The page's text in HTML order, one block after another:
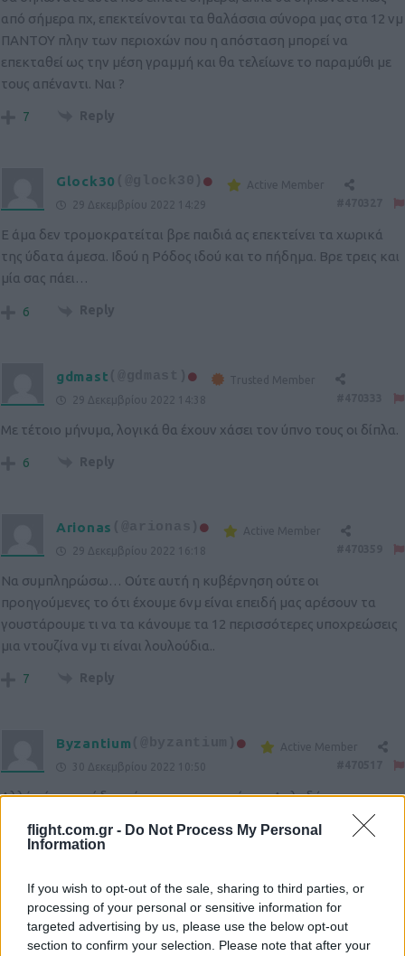
flight.com.gr - Do Not Process My Personal
Information
If you wish to opt-out of the sale, sharing to third parties, or
processing of your personal or sensitive information for
targeted advertising by us, please use the below opt-out
section to confirm your selection. Please note that after your
από σήμερα πχ, επεκτείνονται τα θαλάσσια σύνορα μας στα 12 νμ
ΠΑΝΤΟΥ πλην των περιοχών που η απόσταση μπορεί να
επεκταθεί ως την μέση γραμμή και θα τελείωνε το παραμύθι με
τους απέναντι. Ναι ?
7 Reply
Glock30
Active Member
29 Δεκεμβρίου 2022 14:29
Ε άμα δεν τρομοκρατείται βρε παιδιά ας επεκτείνει τα χωρικά
της ύδατα άμεσα. Ιδού η Ρόδος ιδού και το πήδημα. Βρε τρεις και
μία σας πάει…
6 Reply
gdmast
Trusted Member
29 Δεκεμβρίου 2022 14:38
Με τέτοιο μήνυμα, λογικά θα έχουν χάσει τον ύπνο τους οι δίπλα.
6 Reply
Arionas
Active Member
29 Δεκεμβρίου 2022 16:18
Να συμπληρώσω… Ούτε αυτή η κυβέρνηση ούτε οι
προηγούμενες το ότι έχουμε 6νμ είναι επειδή μας αρέσουν τα
γουστάρουμε τι να τα κάνουμε τα 12 περισσότερες υποχρεώσεις
μια ντουζίνα νμ τι είναι λουλούδια..
7 Reply
Byzantium
Active Member
30 Δεκεμβρίου 2022 10:50
Αλλά τότε γιατί δεν κάνουμε το αυτονόητο; Δηλαδή την
Να τελειώνουμε μια και καλή με αυτή την τραγική κατάσταση…
1 Reply